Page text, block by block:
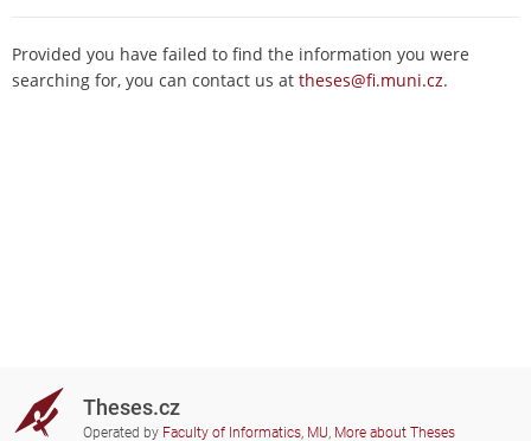
Provided you have failed to find the information you were
searching for, you can contact us at theses@fi.muni.cz.
Theses.cz
Operated by Faculty of Informatics, MU, More about Theses